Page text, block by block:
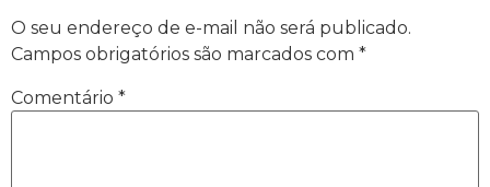
O seu endereço de e-mail não será publicado.
Campos obrigatórios são marcados com *
Comentário *